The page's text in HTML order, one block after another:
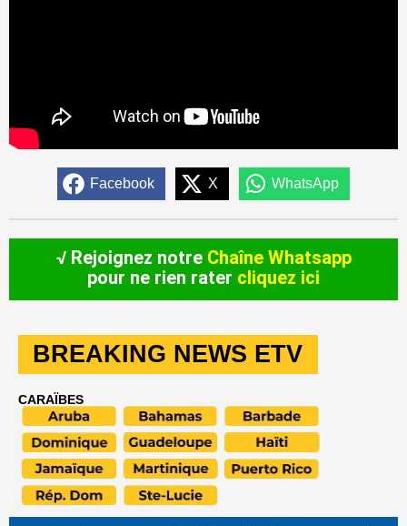
Facebook X WhatsApp
√ Rejoignez notre Chaîne Whatsapp
pour ne rien rater cliquez ici
BREAKING NEWS ETV
CARAÏBES